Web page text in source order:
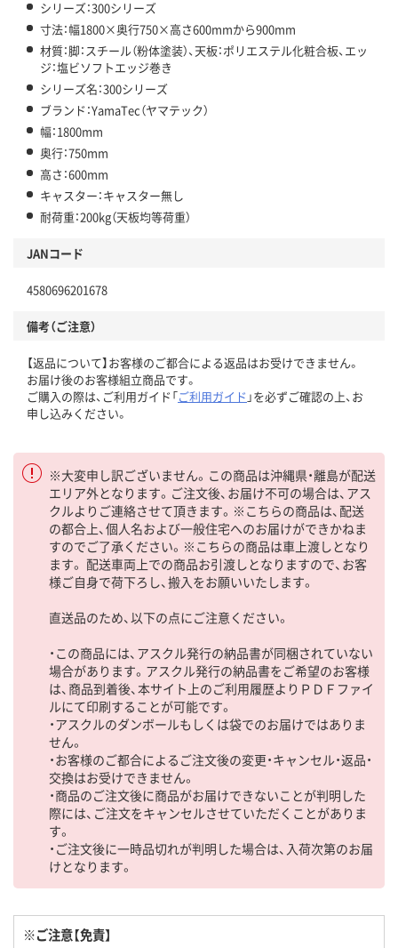
シリーズ：300シリーズ
寸法：幅1800×奥行750×高さ600mmから900mm
材質：脚：スチール（粉体塗装）、天板：ポリエステル化粧合板、エッ
ジ：塩ビソフトエッジ巻き
シリーズ名：300シリーズ
ブランド：YamaTec（ヤマテック）
幅：1800mm
奥行：750mm
高さ：600mm
キャスター：キャスター無し
耐荷重：200kg（天板均等荷重）
JANコード
4580696201678
備考（ご注意）
【返品について】お客様のご都合による返品はお受けできません。
お届け後のお客様組立商品です。
ご購入の際は、ご利用ガイド「ご利用ガイド 」を必ずご確認の上、お
申し込みください。
※大変申し訳ございません。この商品は沖縄県・離島が配送
エリア外となります。ご注文後、お届け不可の場合は、アス
クルよりご連絡させて頂きます。※こちらの商品は、配送
の都合上、個人名および一般住宅へのお届けができかねま
すのでご了承ください。※こちらの商品は車上渡しとなり
ます。 配送車両上での商品お引渡しとなりますので、お客
様ご自身で荷下ろし、搬入をお願いいたします。
直送品のため、以下の点にご注意ください。
・この商品には、アスクル発行の納品書が同梱されていない
場合があります。アスクル発行の納品書をご希望のお客様
は、商品到着後、本サイト上のご利用履歴よりＰＤＦファイ
ルにて印刷することが可能です。
・アスクルのダンボールもしくは袋でのお届けではありま
せん。
・お客様のご都合によるご注文後の変更・キャンセル・返品・
交換はお受けできません。
・商品のご注文後に商品がお届けできないことが判明した
際には、ご注文をキャンセルさせていただくことがありま
す。
・ご注文後に一時品切れが判明した場合は、入荷次第のお届
けとなります。
※ご注意【免責】